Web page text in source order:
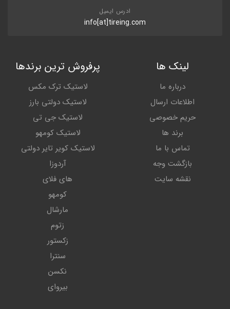
ادرس ایمیل
info[at]tireing.com
لینک ها
درباره ما
اطلاعات ارسال
حریم خصوصی
برند ها
تماس با ما
بازگشت وجه
نقشه سایت
پرفروش ترین برندها
لاستیک ترک مکس
لاستیک دولتی بارز
لاستیک جی تی
لاستیک کومهو
لاستیک کویر تایر دولتی
آردوزا
های فلای
کومهو
مارشال
زتوم
زکستور
سنترا
نکسن
بیروای